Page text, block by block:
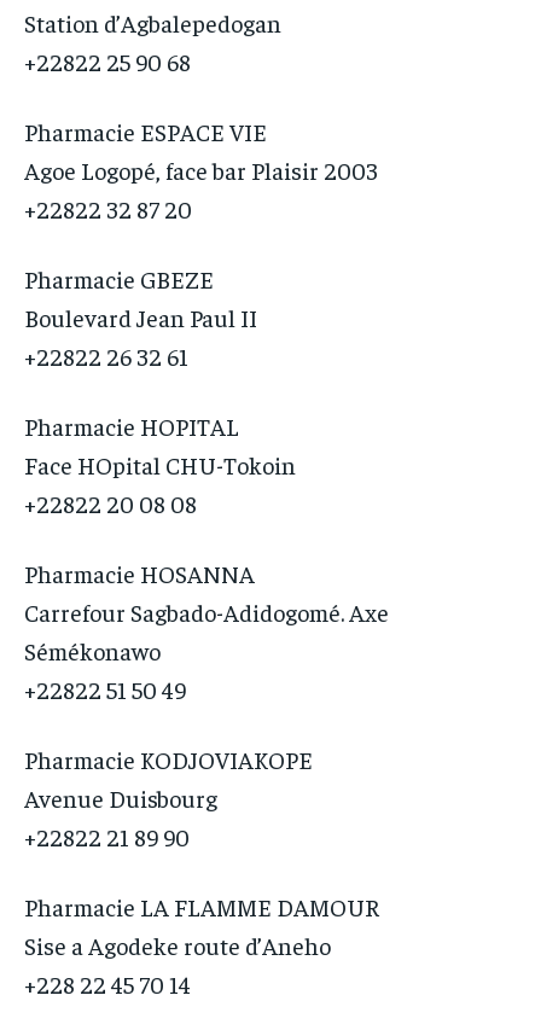
Station d’Agbalepedogan
+22822 25 90 68
Pharmacie ESPACE VIE
Agoe Logopé, face bar Plaisir 2003
+22822 32 87 20
Pharmacie GBEZE
Boulevard Jean Paul II
+22822 26 32 61
Pharmacie HOPITAL
Face HOpital CHU-Tokoin
+22822 20 08 08
Pharmacie HOSANNA
Carrefour Sagbado-Adidogomé. Axe
Sémékonawo
+22822 51 50 49
Pharmacie KODJOVIAKOPE
Avenue Duisbourg
+22822 21 89 90
Pharmacie LA FLAMME DAMOUR
Sise a Agodeke route d’Aneho
+228 22 45 70 14